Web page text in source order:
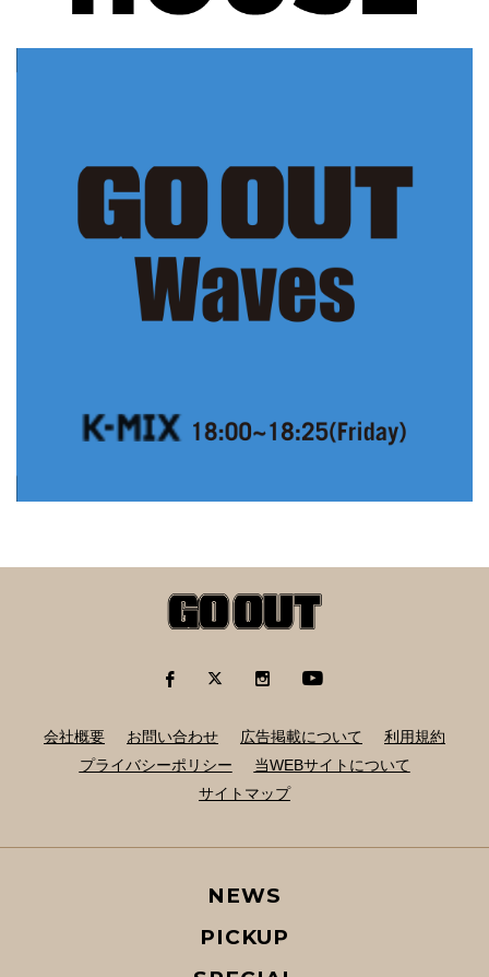
会社概要 お問い合わせ 広告掲載について
利用規約
プライバシーポリシー
当WEBサイトについて
サイトマップ
NEWS
PICKUP